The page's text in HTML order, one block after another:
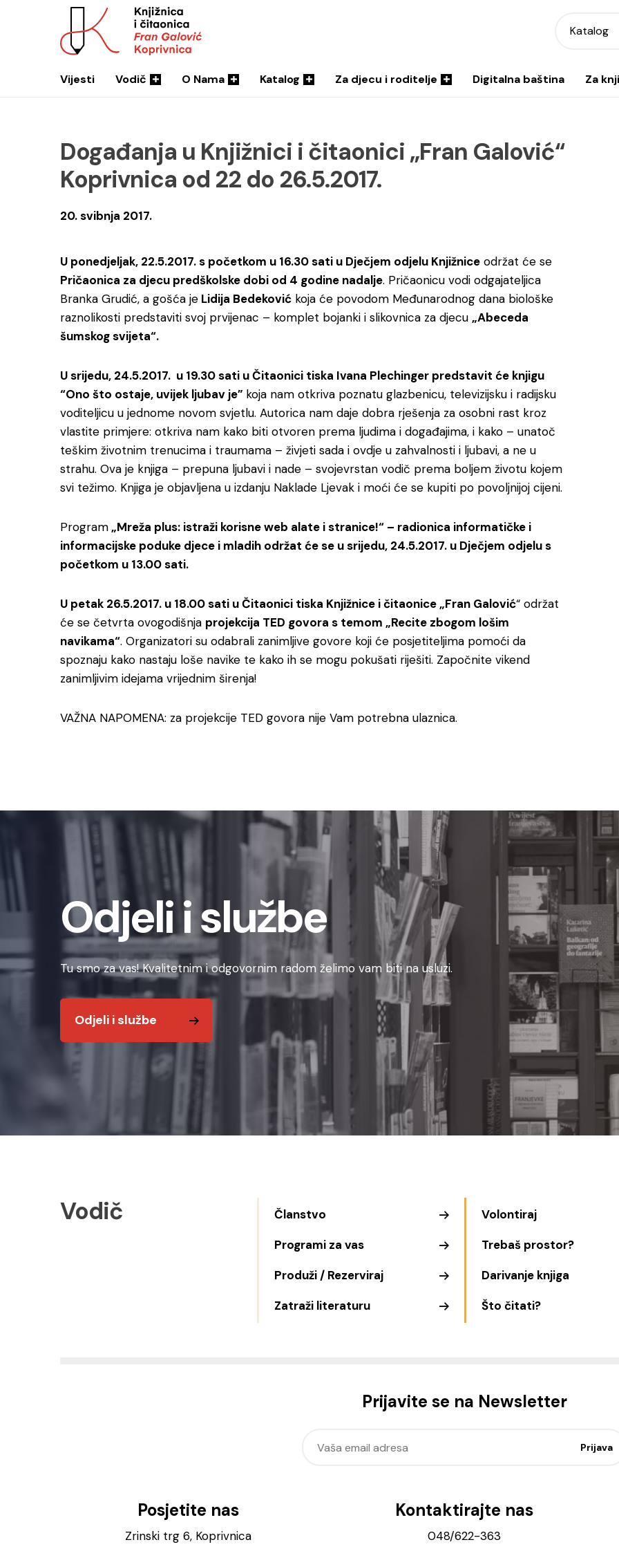
Katalog
Vijesti Vodič O Nama Katalog Za djecu i roditelje Digitalna baština Za
Događanja u Knjižnici i čitaonici „Fran Galović“
Koprivnica od 22 do 26.5.2017.
20. svibnja 2017.
U ponedjeljak, 22.5.2017. s početkom u 16.30 sati u Dječjem odjelu Knjižnice održat će se
Pričaonica za djecu predškolske dobi od 4 godine nadalje. Pričaonicu vodi odgajateljica
Branka Grudić, a gošća je Lidija Bedeković koja će povodom Međunarodnog dana biološke
raznolikosti predstaviti svoj prvijenac – komplet bojanki i slikovnica za djecu „Abeceda
šumskog svijeta“.
U srijedu, 24.5.2017. u 19.30 sati u Čitaonici tiska Ivana Plechinger predstavit će knjigu
“Ono što ostaje, uvijek ljubav je” koja nam otkriva poznatu glazbenicu, televizijsku i radijsku
voditeljicu u jednome novom svjetlu. Autorica nam daje dobra rješenja za osobni rast kroz
vlastite primjere: otkriva nam kako biti otvoren prema ljudima i događajima, i kako – unatoč
teškim životnim trenucima i traumama – živjeti sada i ovdje u zahvalnosti i ljubavi, a ne u
strahu. Ova je knjiga – prepuna ljubavi i nade – svojevrstan vodič prema boljem životu kojem
svi težimo. Knjiga je objavljena u izdanju Naklade Ljevak i moći će se kupiti po povoljnijoj cijeni.
Program „Mreža plus: istraži korisne web alate i stranice!“ – radionica informatičke i
informacijske poduke djece i mladih održat će se u srijedu, 24.5.2017. u Dječjem odjelu s
početkom u 13.00 sati.
U petak 26.5.2017. u 18.00 sati u Čitaonici tiska Knjižnice i čitaonice „Fran Galović“ održat
će se četvrta ovogodišnja projekcija TED govora s temom „Recite zbogom lošim
navikama“. Organizatori su odabrali zanimljive govore koji će posjetiteljima pomoći da
spoznaju kako nastaju loše navike te kako ih se mogu pokušati riješiti. Započnite vikend
zanimljivim idejama vrijednim širenja!
VAŽNA NAPOMENA: za projekcije TED govora nije Vam potrebna ulaznica.
Odjeli i službe
Tu smo za vas! Kvalitetnim i odgovornim radom želimo vam biti na usluzi.
Odjeli i službe
Vodič
Članstvo
Programi za vas
Produži / Rezerviraj
Zatraži literaturu
Volontiraj
Trebaš prostor?
Darivanje knjiga
Što čitati?
Prijavite se na Newsletter
Posjetite nas
Zrinski trg 6, Koprivnica
Kontaktirajte nas
048/622-363